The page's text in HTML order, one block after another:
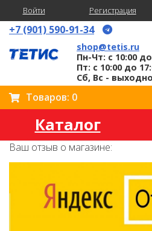
Войти Регистрация
+7 (901) 590-91-34
shop@tetis.ru
Пн-Чт: с 10:00
Пт: с 10:00 до
Сб, Вс -
Товаров: 0
Каталог
Ваш отзыв о магазине: